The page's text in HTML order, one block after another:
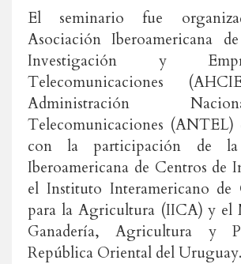
El seminario fue
Asociación Iberoamericana
Investigación y
Telecomunicaciones
Administración
Telecomunicaciones
con la participación de la
Iberoamericana de Centros de
el Instituto Interamericano de
para la Agricultura (IICA) y el
Ganadería, Agricultura y
República Oriental del Uruguay.